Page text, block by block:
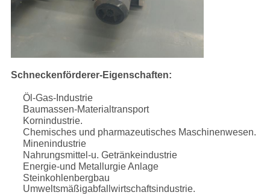
Schneckenförderer-Eigenschaften:
Öl-Gas-Industrie
Baumassen-Materialtransport
Kornindustrie.
Chemisches und pharmazeutisches Maschinenwesen.
Minenindustrie
Nahrungsmittel-u. Getränkeindustrie
Energie-und Metallurgie Anlage
Steinkohlenbergbau
Umweltsmäßigabfallwirtschaftsindustrie.